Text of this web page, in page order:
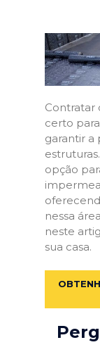
Contratar
certo
garantir a
opção
nessa
neste
sua casa.